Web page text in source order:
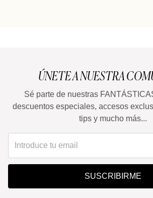
ÚNETE A NUESTRA
Sé parte de nuestras
descuentos especiales, accesos
tips y mucho más...
SUSCRIBIRME